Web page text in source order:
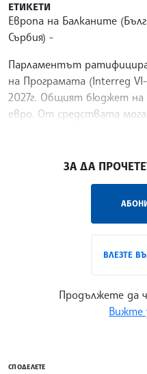
ЕТИКЕТИ
Европа на Балканите
Сърбия)
Парламентът ратифицира
на Програмата (Interreg
2027г. Общият бюджет на
евро. От средствата
ЗА ДА
ВЛЕЗТЕ
Продължете да
Вижте
СПОДЕЛЕТЕ